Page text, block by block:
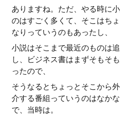
ありますね。ただ、やる時に
のはすごく多くて、そこはち
なりっていうのもあったし、
小説はそこまで最近のものは
し、ビジネス書はまずそもそ
ったので、
そうなるとちょっとそこから
介する番組っていうのはなか
で、当時は。